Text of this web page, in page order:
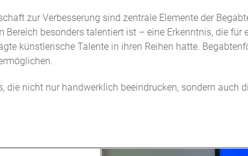
zur Verbesserung sind zentrale Elemente der
besonders talentiert ist – eine Erkenntnis, die für
künstlerische Talente in ihren Reihen hatte.
die nicht nur handwerklich beeindrucken, sondern auch